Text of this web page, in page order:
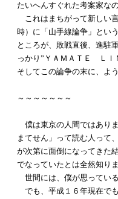
たいへんすぐれた考案家な
これはまちがって新しい
時）に「山手線論争」とい
ところが、敗戦直後、進駐
っかり”ＹＡＭＡＴＥ ＬＩ
そしてこの論争の末に、よ
～～～～～～～
僕は東京の人間ではあり
まてせん」って読む人って
が次第に面倒になってきた
でなっていたとは全然知り
世間には、僕が思ってい
でも、平成１６年現在で